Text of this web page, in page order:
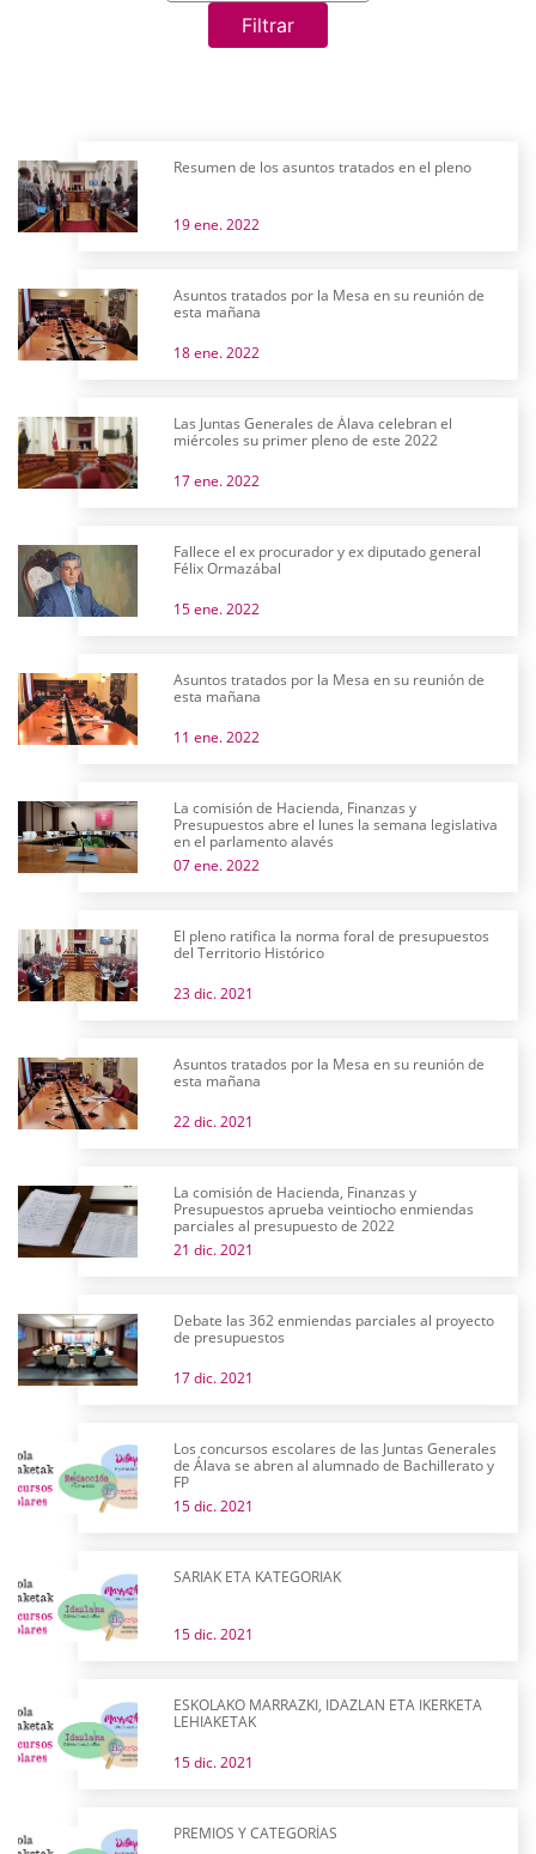
Filtrar
Resumen de los asuntos tratados en el pleno
19 ene. 2022
Asuntos tratados por la Mesa en su reunión de
esta mañana
18 ene. 2022
Las Juntas Generales de Álava celebran el
miércoles su primer pleno de este 2022
17 ene. 2022
Fallece el ex procurador y ex diputado general
Félix Ormazábal
15 ene. 2022
Asuntos tratados por la Mesa en su reunión de
esta mañana
11 ene. 2022
La comisión de Hacienda, Finanzas y
Presupuestos abre el lunes la semana legislativa
en el parlamento alavés
07 ene. 2022
El pleno ratifica la norma foral de presupuestos
del Territorio Histórico
23 dic. 2021
Asuntos tratados por la Mesa en su reunión de
esta mañana
22 dic. 2021
La comisión de Hacienda, Finanzas y
Presupuestos aprueba veintiocho enmiendas
parciales al presupuesto de 2022
21 dic. 2021
Debate las 362 enmiendas parciales al proyecto
de presupuestos
17 dic. 2021
Los concursos escolares de las Juntas Generales
de Álava se abren al alumnado de Bachillerato y
FP
15 dic. 2021
SARIAK ETA KATEGORIAK
15 dic. 2021
ESKOLAKO MARRAZKI, IDAZLAN ETA IKERKETA
LEHIAKETAK
15 dic. 2021
PREMIOS Y CATEGORÍAS